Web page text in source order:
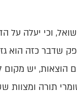
וכי יעלה
שדבר כזה הוא
יש מקום
תורה ומצוות